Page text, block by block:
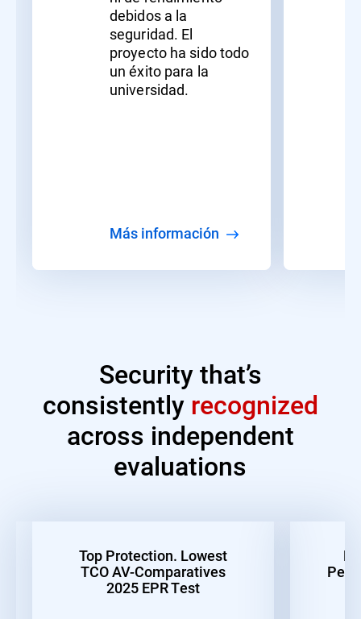
debidos a la
seguridad. El
proyecto ha sido todo
un éxito para la
universidad.
Más información
Security that’s
consistently recognized
across independent
evaluations
Top Protection. Lowest
TCO AV-Comparatives
2025 EPR Test